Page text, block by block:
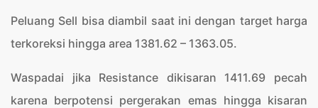
Peluang Sell bisa diambil saat ini dengan target harga
terkoreksi hingga area 1381.62 – 1363.05.
Waspadai jika Resistance dikisaran 1411.69 pecah
karena berpotensi pergerakan emas hingga kisaran